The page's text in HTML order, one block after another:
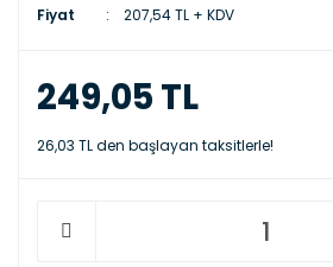
Fiyat 207,54 TL + KDV
249,05 TL
26,03 TL den başlayan taksitlerle!